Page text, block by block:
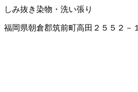
しみ抜き染物・洗い張り
福岡県朝倉郡筑前町高田２５５２－１